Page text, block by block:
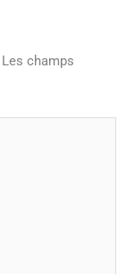
Les champs